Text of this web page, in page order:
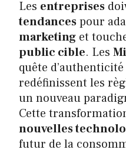
Les entreprises
tendancespour
marketing et
public cible. Les
quête
redéfinissent les
un nouveau
Cette
nouvelles
futur de la